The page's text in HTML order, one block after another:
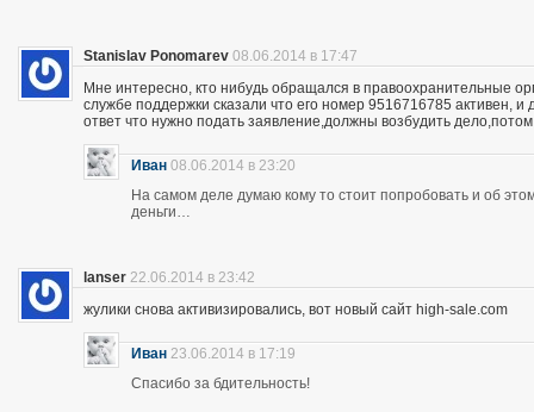
Stanislav Ponomarev 08.06.2014 в 17:47
Мне интересно, кто нибудь обращался в правоохранительные
службе поддержки сказали что его номер 9516716785 активен,
ответ что нужно подать заявление,должны возбудить
Иван 08.06.2014 в 23:20
На самом деле думаю кому то стоит попробовать и об
деньги…
lanser 22.06.2014 в 23:42
жулики снова активизировались, вот новый сайт high-sale.com
Иван 23.06.2014 в 17:19
Спасибо за бдительность!